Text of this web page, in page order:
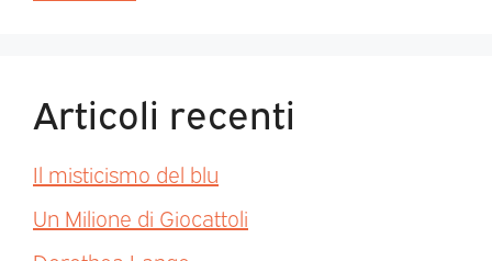
Articoli recenti
Il misticismo del blu
Un Milione di Giocattoli